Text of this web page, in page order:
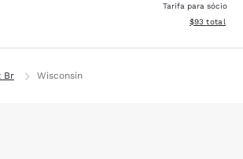
Tarifa para sócio
Exibir
$93 total
Br Wisconsin